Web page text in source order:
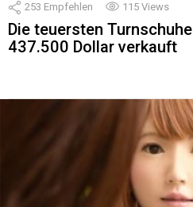
253 Empfehlen 115 Views
Die teuersten
437.500 Dollar verkauft